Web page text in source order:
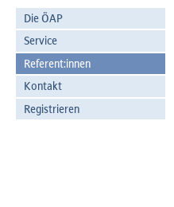
Die ÖAP
Service
Referent:innen
Kontakt
Registrieren